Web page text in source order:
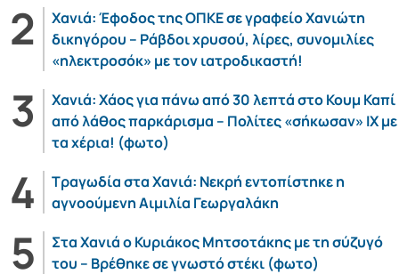
Χανιά: Έφοδος της ΟΠΚΕ σε γραφείο Χανιώτη
δικηγόρου – Ράβδοι χρυσού, λίρες, συνομιλίες
«ηλεκτροσόκ» με τον ιατροδικαστή!
Χανιά: Χάος για πάνω από 30 λεπτά στο Κουμ Καπί
από λάθος παρκάρισμα – Πολίτες «σήκωσαν» ΙΧ με
τα χέρια! (φωτο)
Τραγωδία στα Χανιά: Νεκρή εντοπίστηκε η
αγνοούμενη Αιμιλία Γεωργαλάκη
Στα Χανιά ο Κυριάκος Μητσοτάκης με τη σύζυγό
του – Βρέθηκε σε γνωστό στέκι (φωτο)